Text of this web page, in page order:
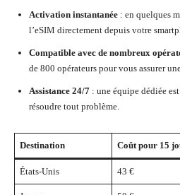
Activation instantanée : en quelques
l’eSIM directement depuis votre
Compatible avec de nombreux
de 800 opérateurs pour vous assurer
Assistance 24/7 : une équipe dédiée
résoudre tout problème.
Destination Coût pour 15
États-Unis 43 €